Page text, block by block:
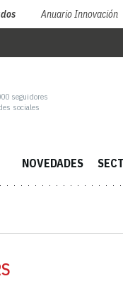
Anuario Innovación
seguidores
sociales
NOVEDADES